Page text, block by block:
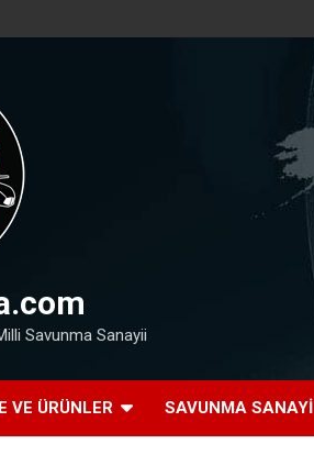
Savunma Sanayii
VE ÜRÜNLER SAVUNMA SANAYI